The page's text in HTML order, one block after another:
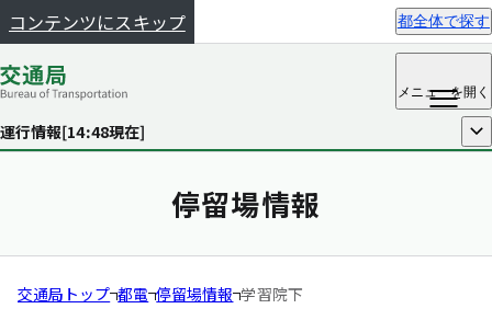
コンテンツにスキップ 都全体で探す
メニューを開く
運行情報[14:48現在] 開く
停留場情報
交通局トップ 都電 停留場情報 学習院下